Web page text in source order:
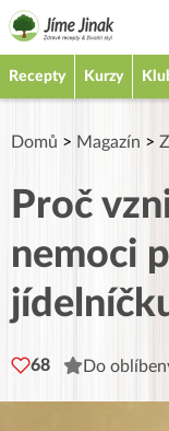
Recepty Kurzy
Domů > Magazín >
Proč
nemoci
68 Do